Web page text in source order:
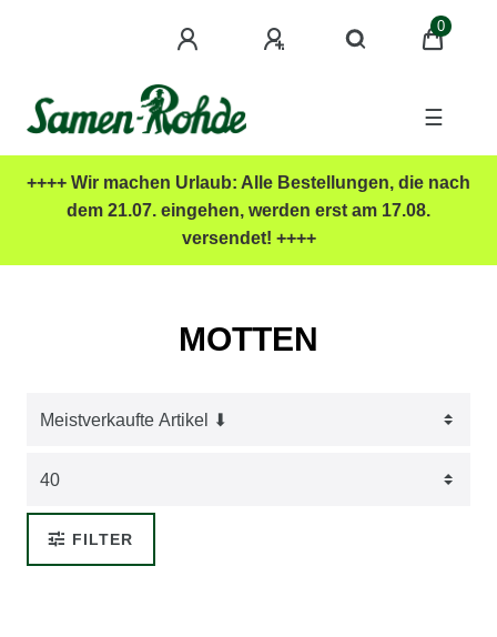
0
☰
++++ Wir machen Urlaub: Alle Bestellungen, die nach
dem 21.07. eingehen, werden erst am 17.08.
versendet! ++++
MOTTEN
FILTER